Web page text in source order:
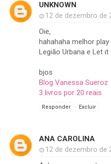
UNKNOWN
12 de dezembro de
Oie,
hahahaha melhor play
Legião Urbana e Let
bjos
Blog Vanessa Sueroz
3 livros por 20 reais
Responder Excluir
ANA CAROLINA
12 de dezembro de